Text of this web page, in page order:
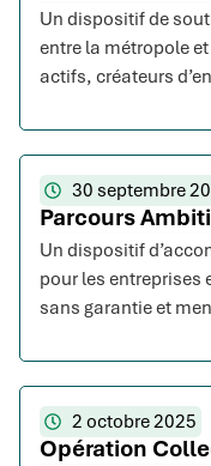
Un dispositif de
entre la métropole
actifs, créateurs
30 septembre
Parcours
Un dispositif
pour les
sans garantie et
2 octobre 2025
Opération